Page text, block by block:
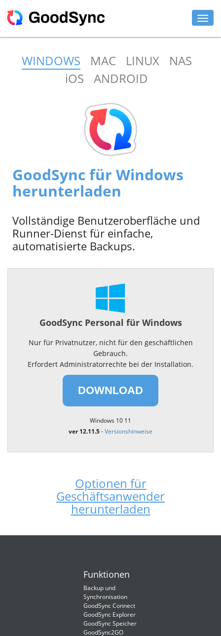
PRIVAT
ANMELDEN
WINDOWS MAC LINUX
NAS
iOS
ANDROID
GoodSync für Windows
herunterladen
Vollständige Benutzeroberfläche und
Runner-Dienst für einfache,
automatisierte Backups.
GoodSync Personal für Windows
Nur für Privatnutzer, nicht für den geschäftlichen
Gebrauch.
Erfordert Administratorrechte bei der Installation.
DOWNLOAD
Windows 10 11
ver 12.11.5-Versionshinweise
Optionen für
Geschäftsanwender
herunterladen
Funktionen
Backup und
Synchronisation
GoodSync Connect
GoodSync Explorer
GoodSync Speicher
GoodSync2GO